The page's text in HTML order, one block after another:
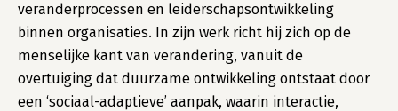
veranderprocessen en leiderschapsontwikkeling
binnen organisaties. In zijn werk richt hij zich op de
menselijke kant van verandering, vanuit de
overtuiging dat duurzame ontwikkeling ontstaat door
een ‘sociaal-adaptieve’ aanpak, waarin interactie,